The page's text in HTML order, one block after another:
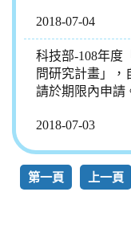
2018-07-04
科技部-108年度
問研究計畫」，
請於期限內申請
2018-07-03
第一頁 上一頁